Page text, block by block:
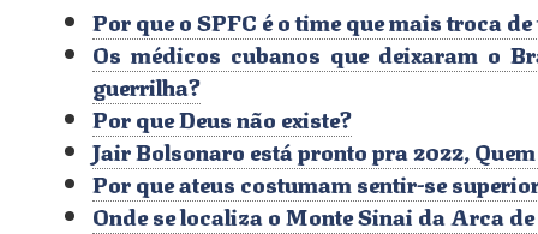
Por que o SPFC é o time que mais troca
Os médicos cubanos que deixaram o
guerrilha?
Por que Deus não existe?
Jair Bolsonaro está pronto pra 2022,
Por que ateus costumam sentir-se
Onde se localiza o Monte Sinai da Arca